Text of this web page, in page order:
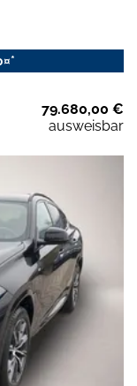
79.680,00 €
ausweisbar